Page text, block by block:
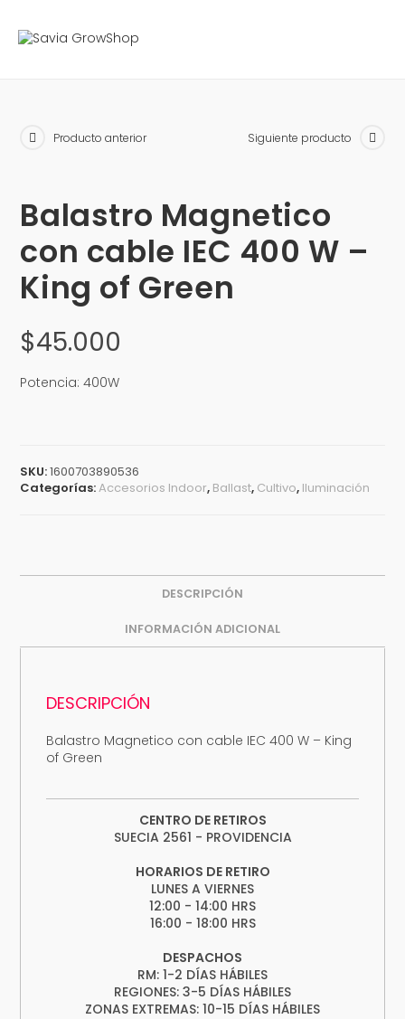
Producto anterior Siguiente producto
Balastro Magnetico
con cable IEC 400 W –
King of Green
$45.000
Potencia: 400W
SKU:1600703890536
Categorías:Accesorios Indoor, Ballast, Cultivo, Iluminación
DESCRIPCIÓN
INFORMACIÓN ADICIONAL
DESCRIPCIÓN
Balastro Magnetico con cable IEC 400 W – King
of Green
CENTRO DE RETIROS
SUECIA 2561 - PROVIDENCIA
HORARIOS DE RETIRO
LUNES A VIERNES
12:00 - 14:00 HRS
16:00 - 18:00 HRS
DESPACHOS
RM: 1-2 DÍAS HÁBILES
REGIONES: 3-5 DÍAS HÁBILES
ZONAS EXTREMAS: 10-15 DÍAS HÁBILES